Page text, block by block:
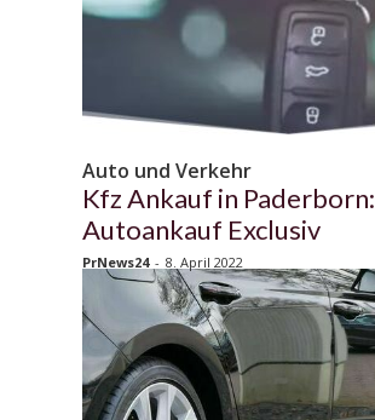
Auto und Verkehr
Kfz Ankauf in Paderborn:
Autoankauf Exclusiv
PrNews24 - 8. April 2022